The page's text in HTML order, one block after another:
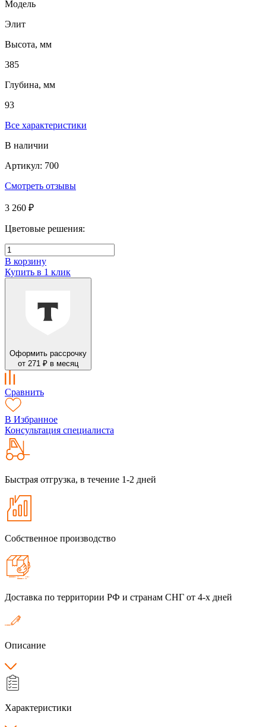
Модель
Элит
Высота, мм
385
Глубина, мм
93
Все характеристики
В наличии
Артикул: 700
Смотреть отзывы
3 260 ₽
Цветовые решения:
В корзину
Купить в 1 клик
Оформить рассрочку
от 271 ₽ в месяц
Сравнить
В Избранное
Консультация специалиста
Быстрая отгрузка, в течение 1-2 дней
Собственное производство
Доставка по территории РФ и странам СНГ от 4-х дней
Описание
Характеристики